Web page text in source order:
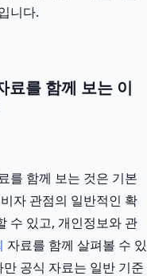
니다.
료를 함께 보는 이
를 함께 보는 것은 기본
자 관점의 일반적인 확
수 있고, 개인정보와 관
자료를 함께 살펴볼 수 있
공식 자료는 일반 기준